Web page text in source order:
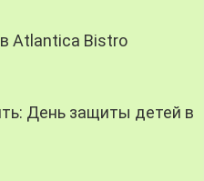
Atlantica Bistro
День защиты детей в